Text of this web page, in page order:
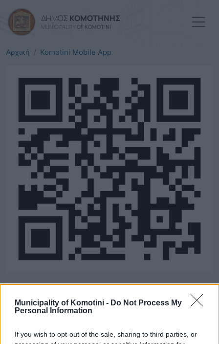
Municipality of Komotini - Do Not Process My
Personal Information
If you wish to opt-out of the sale, sharing to third parties, or
ΔΗΜΟΣ ΚΟΜΟΤΗΝΗΣ
MUNICIPALITY OF KOMOTINI
Αρχική Komotini Mobile App
Τηλεφωνικό Κέντρο